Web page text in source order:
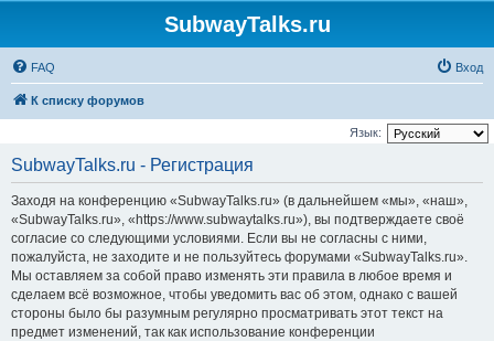
SubwayTalks.ru
FAQ Вход
К списку форумов
Язык:
SubwayTalks.ru - Регистрация
Заходя на конференцию «SubwayTalks.ru» (в дальнейшем «мы», «наш»,
«SubwayTalks.ru», «https://www.subwaytalks.ru»), вы подтверждаете своё
согласие со следующими условиями. Если вы не согласны с ними,
пожалуйста, не заходите и не пользуйтесь форумами «SubwayTalks.ru».
Мы оставляем за собой право изменять эти правила в любое время и
сделаем всё возможное, чтобы уведомить вас об этом, однако с вашей
стороны было бы разумным регулярно просматривать этот текст на
предмет изменений, так как использование конференции